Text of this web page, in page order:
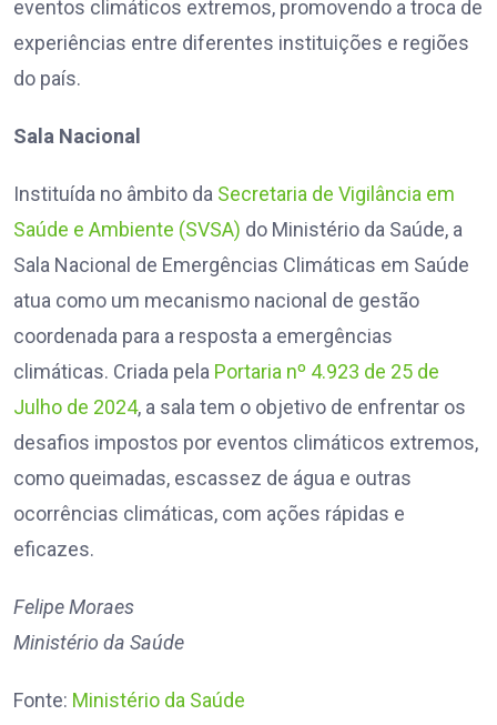
eventos climáticos extremos, promovendo a troca de
experiências entre diferentes instituições e regiões
do país.
Sala Nacional
Instituída no âmbito da Secretaria de Vigilância em
Saúde e Ambiente (SVSA) do Ministério da Saúde, a
Sala Nacional de Emergências Climáticas em Saúde
atua como um mecanismo nacional de gestão
coordenada para a resposta a emergências
climáticas. Criada pela Portaria nº 4.923 de 25 de
Julho de 2024, a sala tem o objetivo de enfrentar os
desafios impostos por eventos climáticos extremos,
como queimadas, escassez de água e outras
ocorrências climáticas, com ações rápidas e
eficazes.
Felipe Moraes
Ministério da Saúde
Fonte: Ministério da Saúde